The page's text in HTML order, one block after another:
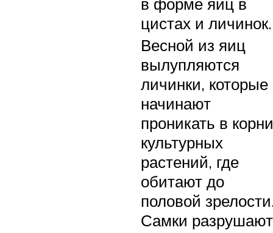
цистах и личинок.
Весной из яиц
вылупляются
личинки, которые
начинают
проникать в корни
культурных
растений, где
обитают до
половой
Самки разрушают